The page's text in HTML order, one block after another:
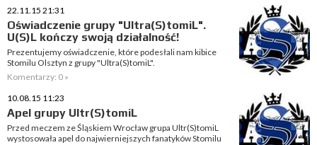
22.11.15 21:31
Oświadczenie grupy "Ultra(S)tomiL".
U(S)L kończy swoją działalność!
Prezentujemy oświadczenie, które podesłali nam kibice
Stomilu Olsztyn z grupy "Ultra(S)tomiL".
Komentarzy: 0 »
10.08.15 11:23
Apel grupy Ultr(S)tomiL
Przed meczem ze Śląskiem Wrocław grupa Ultr(S)tomiL
wystosowała apel do najwierniejszych fanatyków Stomilu